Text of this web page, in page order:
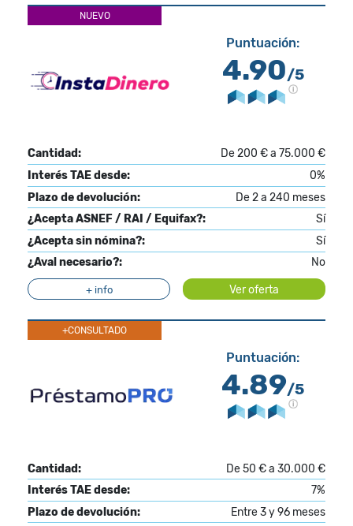
NUEVO
Puntuación:
4.90/5
Cantidad:
De 200 € a 75.000 €
Interés TAE desde:
0%
Plazo de devolución:
De 2 a 240 meses
¿Acepta ASNEF / RAI / Equifax?:
Sí
¿Acepta sin nómina?:
Sí
¿Aval necesario?:
No
+ info Ver oferta
+CONSULTADO
Puntuación:
4.89/5
Cantidad:
De 50 € a 30.000 €
Interés TAE desde:
7%
Plazo de devolución:
Entre 3 y 96 meses